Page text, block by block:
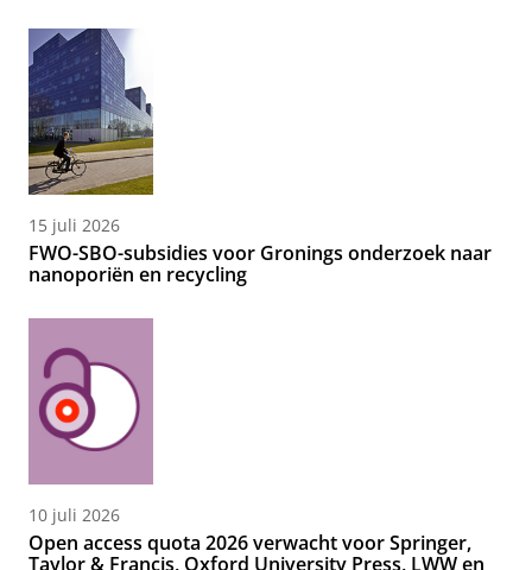
15 juli 2026
FWO-SBO-subsidies voor Gronings onderzoek naar
nanoporiën en recycling
10 juli 2026
Open access quota 2026 verwacht voor Springer,
Taylor & Francis, Oxford University Press, LWW en